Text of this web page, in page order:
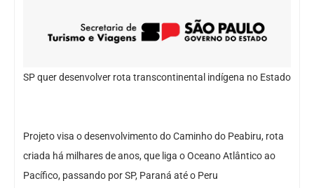
SP quer desenvolver rota transcontinental indígena no Estado
Projeto visa o desenvolvimento do Caminho do Peabiru, rota
criada há milhares de anos, que liga o Oceano Atlântico ao
Pacífico, passando por SP, Paraná até o Peru